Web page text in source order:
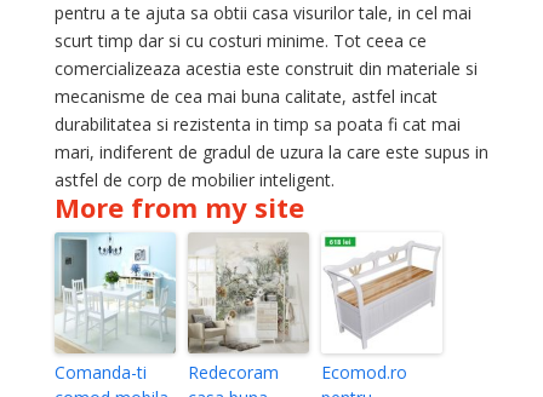
pentru a te ajuta sa obtii casa visurilor tale, in cel mai
scurt timp dar si cu costuri minime. Tot ceea ce
comercializeaza acestia este construit din materiale si
mecanisme de cea mai buna calitate, astfel incat
durabilitatea si rezistenta in timp sa poata fi cat mai
mari, indiferent de gradul de uzura la care este supus in
astfel de corp de mobilier inteligent.
More from my site
Comanda-ti
Redecoram
Ecomod.ro